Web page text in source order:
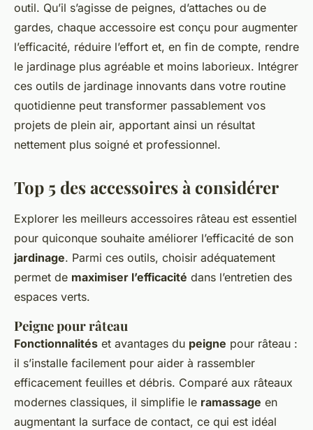
outil. Qu’il s’agisse de peignes, d’attaches ou de
gardes, chaque accessoire est conçu pour augmenter
l’efficacité, réduire l’effort et, en fin de compte, rendre
le jardinage plus agréable et moins laborieux. Intégrer
ces outils de jardinage innovants dans votre routine
quotidienne peut transformer passablement vos
projets de plein air, apportant ainsi un résultat
nettement plus soigné et professionnel.
Top 5 des accessoires à considérer
Explorer les meilleurs accessoires râteau est essentiel
pour quiconque souhaite améliorer l’efficacité de son
jardinage. Parmi ces outils, choisir adéquatement
permet de maximiser l’efficacité dans l’entretien des
espaces verts.
Peigne pour râteau
Fonctionnalités et avantages du peigne pour râteau :
il s’installe facilement pour aider à rassembler
efficacement feuilles et débris. Comparé aux râteaux
modernes classiques, il simplifie le ramassage en
augmentant la surface de contact, ce qui est idéal